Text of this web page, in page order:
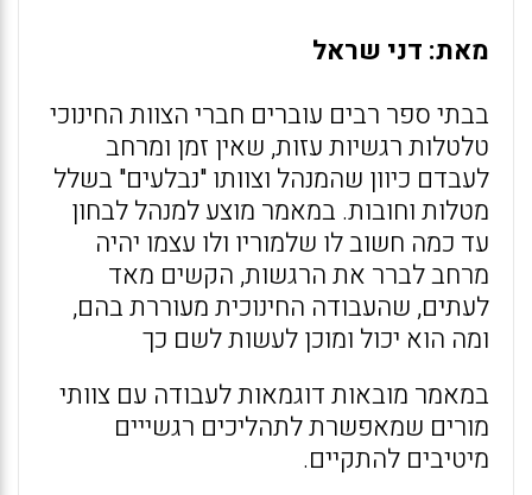
מאת: דני שראל
בבתי ספר רבים עוברים חברי הצוות החינוכי
טלטלות רגשיות עזות, שאין זמן ומרחב
לעבדם כיוון שהמנהל וצוותו "נבלעים" בשלל
מטלות וחובות. במאמר מוצע למנהל לבחון
עד כמה חשוב לו שלמוריו ולו עצמו יהיה
מרחב לברר את הרגשות, הקשים מאד
לעתים, שהעבודה החינוכית מעוררת בהם,
ומה הוא יכול ומוכן לעשות לשם כך
במאמר מובאות דוגמאות לעבודה עם צוותי
מורים שמאפשרת לתהליכים רגשייים
מיטיבים להתקיים.